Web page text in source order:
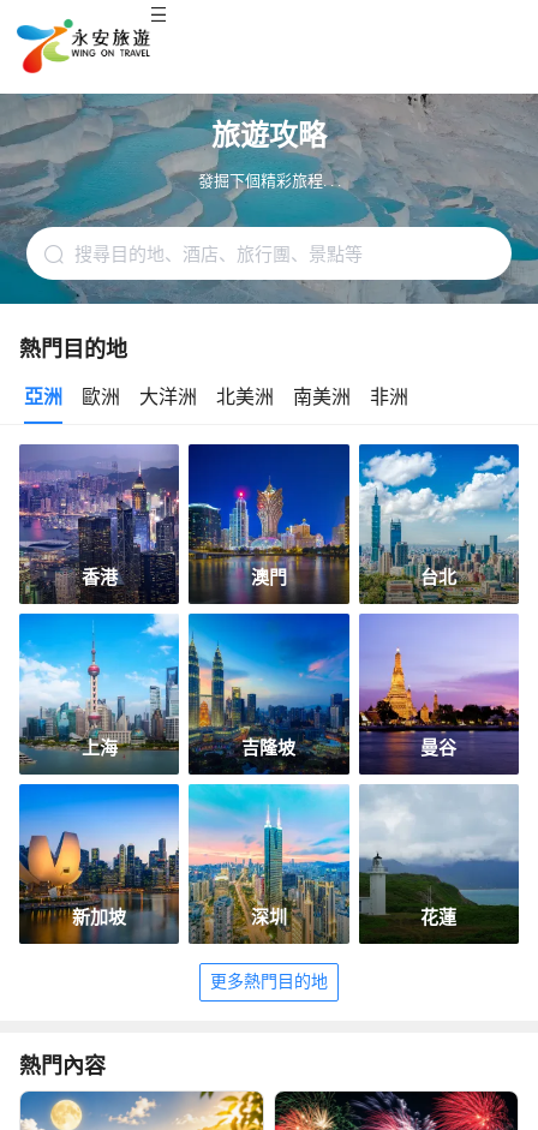
旅遊攻略
發掘下個精彩旅程. . .
熱門目的地
亞洲 歐洲 大洋洲 北美洲 南美洲 非洲
香港 澳門 台北
上海 吉隆坡 曼谷
新加坡 深圳 花蓮
更多熱門目的地
熱門內容